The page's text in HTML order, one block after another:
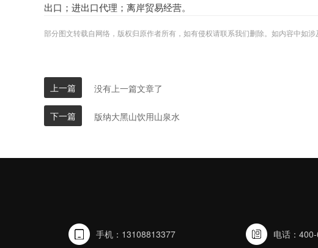
出口；进出口代理；离岸贸易经营。
部分图文转载自网络，版权归原作者所有，如有侵权请联系我们删除。如内容中如
上一篇 没有上一篇文章了
下一篇 版纳大黑山饮用山泉水
手机：13108813377 电话：